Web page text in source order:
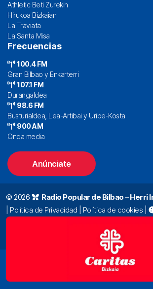
Athletic Beti Zurekin
Hirukoa Bizkaian
La Traviata
La Santa Misa
Frecuencias
100.4 FM
Gran Bilbao y Enkarterri
107.1 FM
Durangaldea
98.6 FM
Busturialdea, Lea-Artibai y Uribe-Kosta
900 AM
Onda media
Anúnciate
© 2026 Radio Popular de Bilbao – Herri
Política de Privacidad Política de cookies
Alda. Mazarredo, 47 – 7º 48009 Bilbao |